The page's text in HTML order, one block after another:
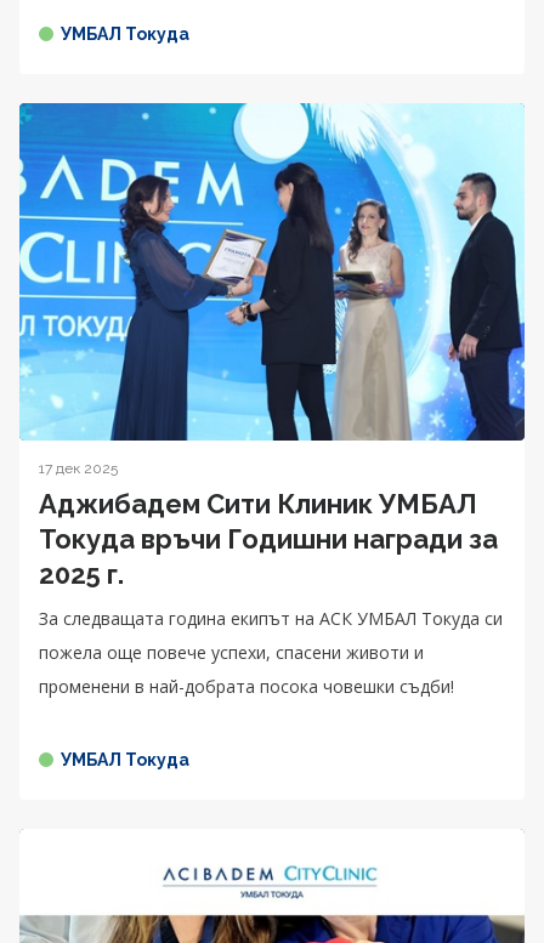
УМБАЛ Токуда
17 дек 2025
Аджибадем Сити Клиник УМБАЛ
Токуда връчи Годишни награди за
2025 г.
За следващата година екипът на АСК УМБАЛ Токуда си
пожела още повече успехи, спасени животи и
променени в най-добрата посока човешки съдби!
УМБАЛ Токуда